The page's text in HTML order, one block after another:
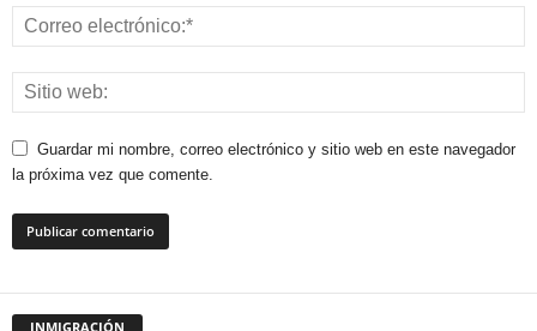
Guardar mi nombre, correo electrónico y sitio web en este navegador
la próxima vez que comente.
INMIGRACIÓN